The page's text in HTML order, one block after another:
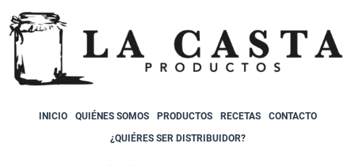
INICIO QUIÉNES SOMOS PRODUCTOS RECETAS
CONTACTO
¿QUIÉRES SER DISTRIBUIDOR?